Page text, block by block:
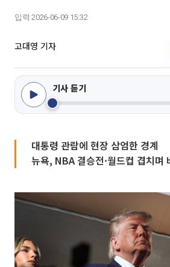
입력 2026-06-09 15:32
고대영 기자
기사 듣기
대통령 관람에 현장 삼엄한 경계
뉴욕, NBA 결승전·월드컵 겹치며